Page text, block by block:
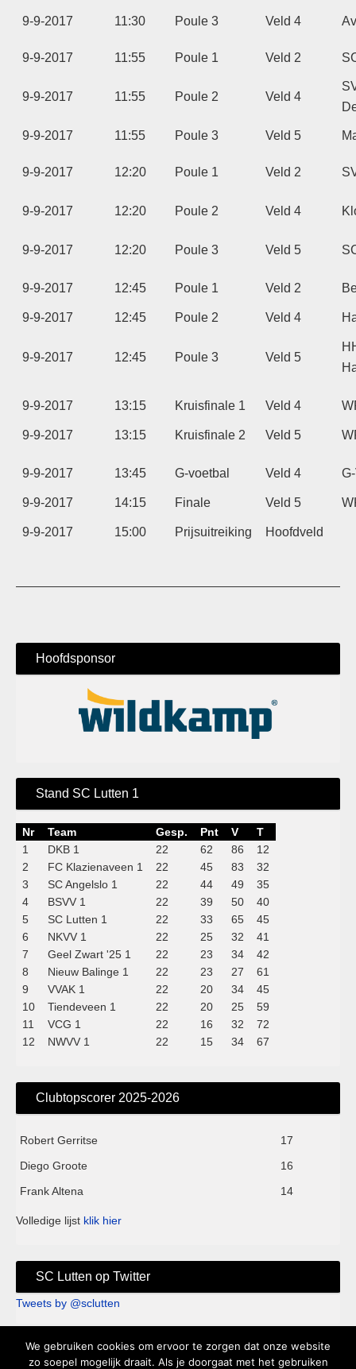
9-9-2017 11:30 Poule 3 Veld 4
9-9-2017 11:55 Poule 1 Veld 2
9-9-2017 11:55 Poule 2 Veld 4
9-9-2017 11:55 Poule 3 Veld 5
9-9-2017 12:20 Poule 1 Veld 2
9-9-2017 12:20 Poule 2 Veld 4
9-9-2017 12:20 Poule 3 Veld 5
9-9-2017 12:45 Poule 1 Veld 2
9-9-2017 12:45 Poule 2 Veld 4
9-9-2017 12:45 Poule 3 Veld 5
9-9-2017 13:15 Kruisfinale 1 Veld 4
9-9-2017 13:15 Kruisfinale 2 Veld 5
9-9-2017 13:45 G-voetbal Veld 4
9-9-2017 14:15 Finale Veld 5
9-9-2017 15:00 Prijsuitreiking Hoofdveld
Hoofdsponsor
Stand SC Lutten 1
Nr Team Gesp. Pnt V
T
1
DKB 1 22 62 86
12
2
FC Klazienaveen 1 22 45 83
32
3
SC Angelslo 1 22 44 49
35
4
BSVV 1 22 39 50
40
5
SC Lutten 1 22 33 65
45
6
NKVV 1 22 25 32
41
7
Geel Zwart '25 1 22 23 34
42
8
Nieuw Balinge 1 22 23 27
61
9
VVAK 1 22 20 34
45
10
Tiendeveen 1 22 20 25
59
11
VCG 1 22 16 32
72
12
NWVV 1 22 15 34 67
Clubtopscorer 2025-2026
Robert Gerritse
17
Diego Groote
16
Frank Altena
14
Volledige lijst klik hier
SC Lutten op Twitter
Tweets by @sclutten
Sc Lutten - Sportpark de Kei - Knappersveldweg 1B - 7776 PA
We gebruiken cookies om ervoor te zorgen dat onze website
zo soepel mogelijk draait. Als je doorgaat met het gebruiken